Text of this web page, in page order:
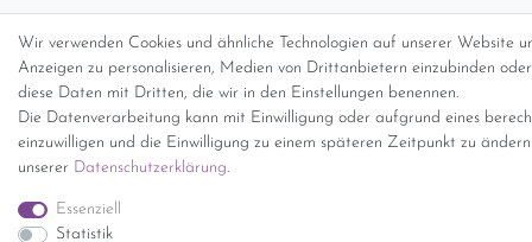
Wir verwenden Cookies und ähnliche Technologien auf unserer Website
Anzeigen zu personalisieren, Medien von Drittanbietern einzubinden
diese Daten mit Dritten, die wir in den Einstellungen benennen.
Die Datenverarbeitung kann mit Einwilligung oder aufgrund eines
einzuwilligen und die Einwilligung zu einem späteren Zeitpunkt zu
unserer Daten­schutz­erklärung.
Essenziell
Statistik